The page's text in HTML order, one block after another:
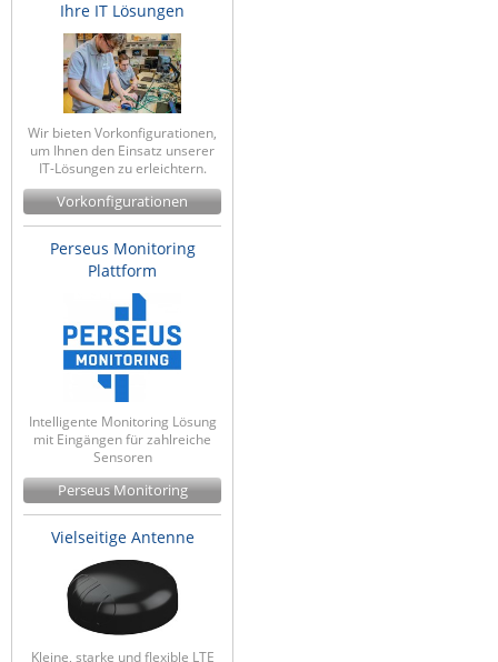
Ihre IT Lösungen
Wir bieten Vorkonfigurationen,
um Ihnen den Einsatz unserer
IT-Lösungen zu erleichtern.
Vorkonfigurationen
Perseus Monitoring
Plattform
Intelligente Monitoring Lösung
mit Eingängen für zahlreiche
Sensoren
Perseus Monitoring
Vielseitige Antenne
Kleine, starke und flexible LTE